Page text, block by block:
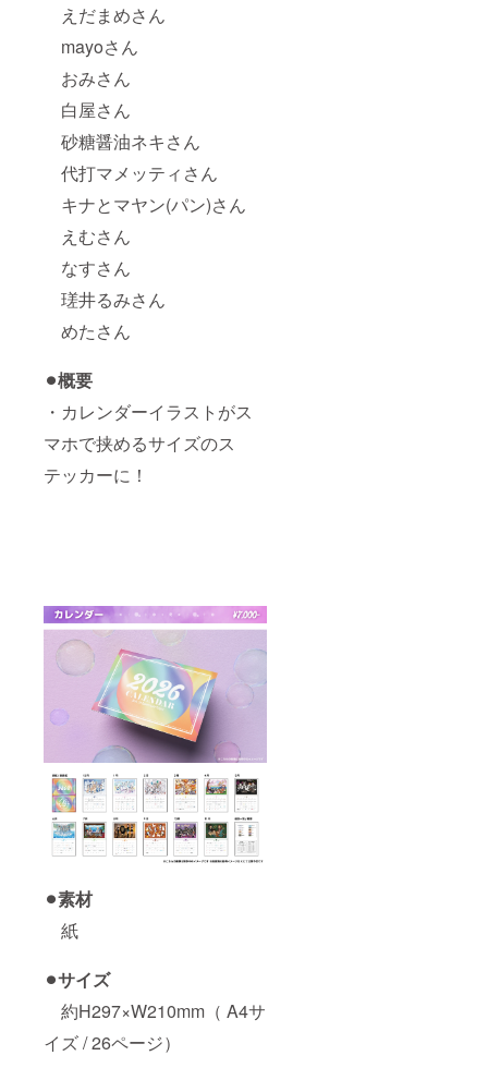
えだまめさん
mayoさん
おみさん
白屋さん
砂糖醤油ネキさん
代打マメッティさん
キナとマヤン(パン)さん
えむさん
なすさん
瑳井るみさん
めたさん
⚫︎概要
・カレンダーイラストがス
マホで挟めるサイズのス
テッカーに！
⚫︎素材
紙
⚫︎サイズ
約H297×W210mm（ A4サ
イズ / 26ページ）